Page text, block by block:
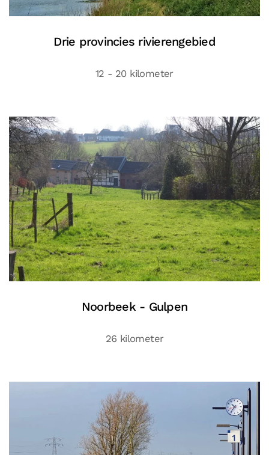
Drie provincies rivierengebied
12 - 20 kilometer
Noorbeek - Gulpen
26 kilometer